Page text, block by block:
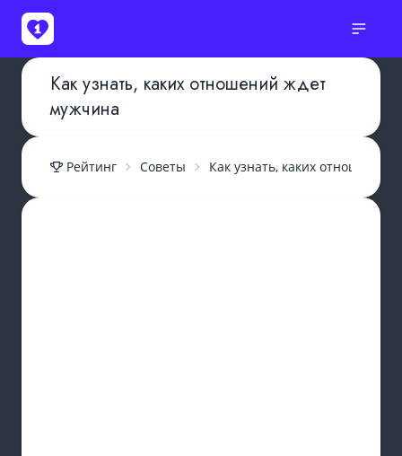
Как узнать, каких отношений ждет
мужчина
Рейтинг Советы Как узнать, каких отношений